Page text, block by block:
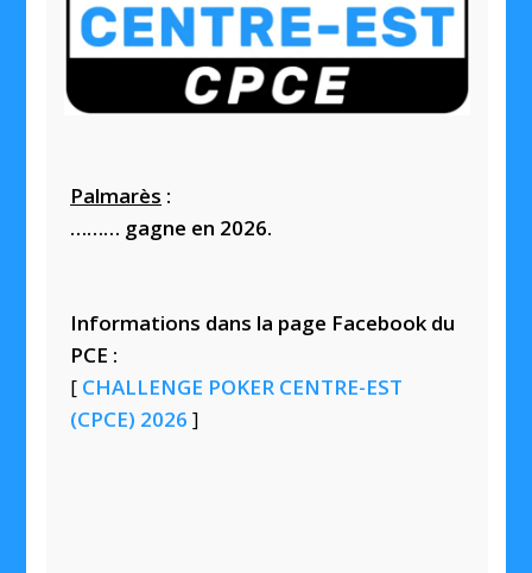
Palmarès :
……… gagne en 2026.
Informations dans la page Facebook du
PCE :
[ CHALLENGE POKER CENTRE-EST
(CPCE) 2026 ]